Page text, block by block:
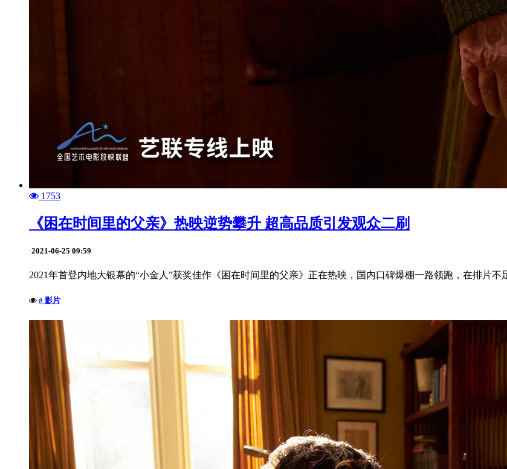
1753
《困在时间里的父亲》热映逆势攀升 超高品质引发观众二刷
·2021-06-25 09:59
2021年首登内地大银幕的“小金人”获奖佳作《困在时间里的父亲》正在热映，国内口碑爆棚一路领跑，在排片不
# 影片